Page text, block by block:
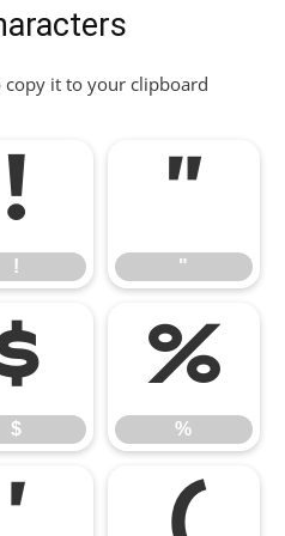
copy it to your clipboard
!
!
"
"
$
%
%